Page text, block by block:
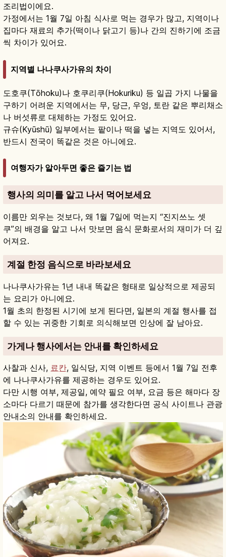
조리법이에요.
가정에서는 1월 7일 아침 식사로 먹는 경우가 많고, 지역이나
집마다 재료의 추가(떡이나 닭고기 등)나 간의 진하기에 조금
씩 차이가 있어요.
지역별 나나쿠사가유의 차이
도호쿠(Tōhoku)나 호쿠리쿠(Hokuriku) 등 일곱 가지 나물을
구하기 어려운 지역에서는 무, 당근, 우엉, 토란 같은 뿌리채소
나 버섯류로 대체하는 가정도 있어요.
규슈(Kyūshū) 일부에서는 팥이나 떡을 넣는 지역도 있어서,
반드시 전국이 똑같은 것은 아니에요.
여행자가 알아두면 좋은 즐기는 법
행사의 의미를 알고 나서 먹어보세요
이름만 외우는 것보다, 왜 1월 7일에 먹는지 “진지쓰노 셋
쿠”의 배경을 알고 나서 맛보면 음식 문화로서의 재미가 더 깊
어져요.
계절 한정 음식으로 바라보세요
나나쿠사가유는 1년 내내 똑같은 형태로 일상적으로 제공되
는 요리가 아니에요.
1월 초의 한정된 시기에 보게 된다면, 일본의 계절 행사를 접
할 수 있는 귀중한 기회로 의식해보면 인상에 잘 남아요.
가게나 행사에서는 안내를 확인하세요
사찰과 신사, 료칸, 일식당, 지역 이벤트 등에서 1월 7일 전후
에 나나쿠사가유를 제공하는 경우도 있어요.
다만 시행 여부, 제공일, 예약 필요 여부, 요금 등은 해마다 장
소마다 다르기 때문에 참가를 생각한다면 공식 사이트나 관광
안내소의 안내를 확인하세요.